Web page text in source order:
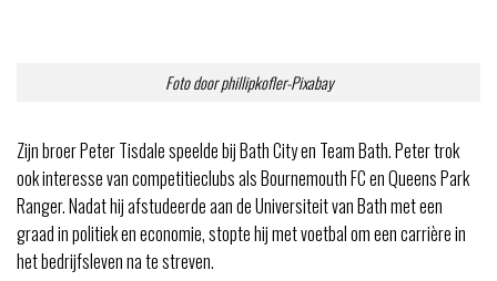
Foto door phillipkofler-Pixabay
Zijn broer Peter Tisdale speelde bij Bath City en Team Bath. Peter trok
ook interesse van competitieclubs als Bournemouth FC en Queens Park
Ranger. Nadat hij afstudeerde aan de Universiteit van Bath met een
graad in politiek en economie, stopte hij met voetbal om een ​​carrière in
het bedrijfsleven na te streven.